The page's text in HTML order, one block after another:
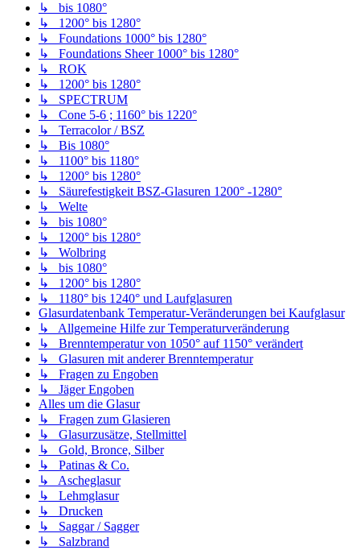
↳ bis 1080°
↳ 1200° bis 1280°
↳ Foundations 1000° bis 1280°
↳ Foundations Sheer 1000° bis 1280°
↳ ROK
↳ 1200° bis 1280°
↳ SPECTRUM
↳ Cone 5-6 ; 1160° bis 1220°
↳ Terracolor / BSZ
↳ Bis 1080°
↳ 1100° bis 1180°
↳ 1200° bis 1280°
↳ Säurefestigkeit BSZ-Glasuren 1200° -1280°
↳ Welte
↳ bis 1080°
↳ 1200° bis 1280°
↳ Wolbring
↳ bis 1080°
↳ 1200° bis 1280°
↳ 1180° bis 1240° und Laufglasuren
Glasurdatenbank Temperatur-Veränderungen bei Kaufglasur
↳ Allgemeine Hilfe zur Temperaturveränderung
↳ Brenntemperatur von 1050° auf 1150° verändert
↳ Glasuren mit anderer Brenntemperatur
↳ Fragen zu Engoben
↳ Jäger Engoben
Alles um die Glasur
↳ Fragen zum Glasieren
↳ Glasurzusätze, Stellmittel
↳ Gold, Bronce, Silber
↳ Patinas & Co.
↳ Ascheglasur
↳ Lehmglasur
↳ Drucken
↳ Saggar / Sagger
↳ Salzbrand